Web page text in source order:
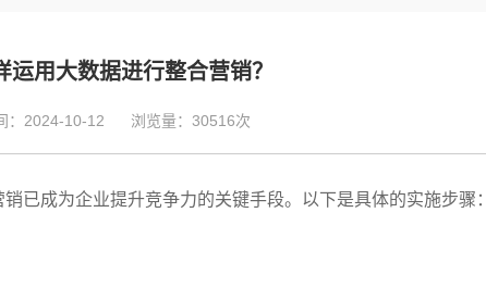
运用大数据进行整合营销？
：2024-10-12 浏览量：30516次
已成为企业提升竞争力的关键手段。以下是具体的实施步骤：